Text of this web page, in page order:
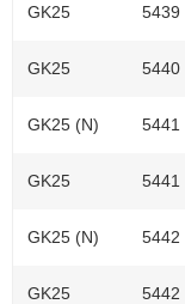
GK25 5439
GK25 5440
GK25 (N) 5441
GK25 5441
GK25 (N) 5442
GK25 5442